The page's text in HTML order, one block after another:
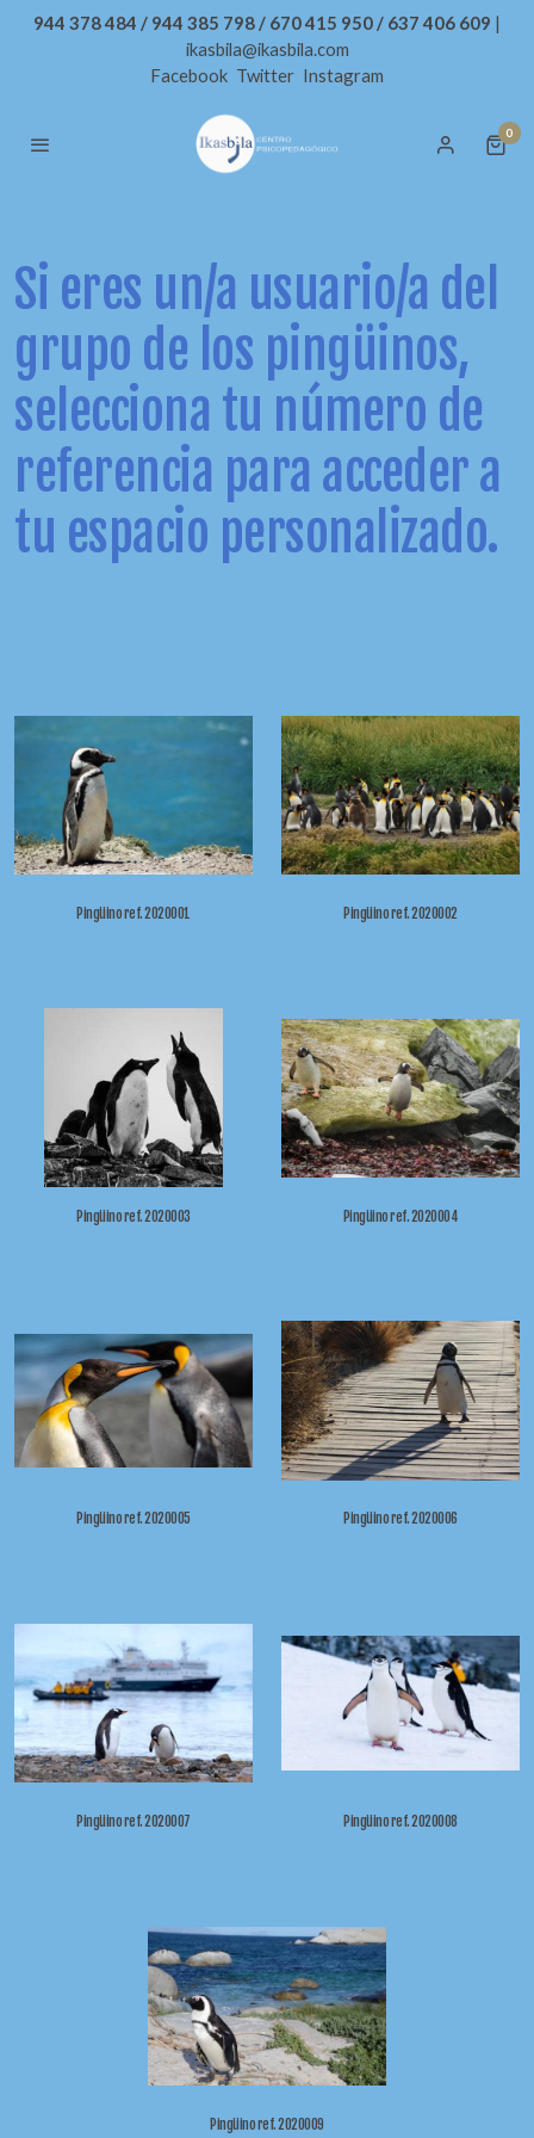
944 378 484 / 944 385 798 / 670 415 950 / 637 406 609 |
ikasbila@ikasbila.com
Facebook Twitter Instagram
0
Si eres un/a usuario/a del
grupo de los pingüinos,
selecciona tu número de
referencia para acceder a
tu espacio personalizado.
Pingüino ref. 2020001 Pingüino ref. 2020002
Pingüino ref. 2020003 Pingüino ref. 2020004
Pingüino ref. 2020005 Pingüino ref. 2020006
Pingüino ref. 2020007 Pingüino ref. 2020008
Pingüino ref. 2020009